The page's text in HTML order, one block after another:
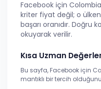
Facebook için
kriter fiyat değil; o
başarı oranıdır. Doğru
okuyarak verilir.
Kısa Uzman
Bu sayfa, Facebook için
mantıklı bir tercih